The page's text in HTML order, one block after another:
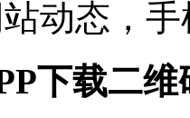
动态，
下载二维